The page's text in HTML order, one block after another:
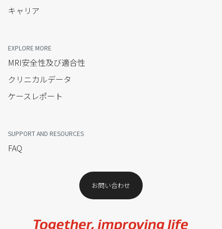
キャリア
EXPLORE MORE
MRI安全性及び適合性
クリニカルデータ
ケースレポート
SUPPORT AND RESOURCES
FAQ
お問い合わせ​